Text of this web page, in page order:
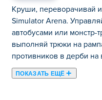
Круши, переворачивай
Simulator Arena.
автобусами или
выполняй трюки на
противников в дерби
ПОКАЗАТЬ ЕЩЁ